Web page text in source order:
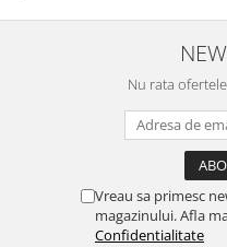
Nu rata
Vreau sa primesc
magazinului. Afla
Confidentialitate